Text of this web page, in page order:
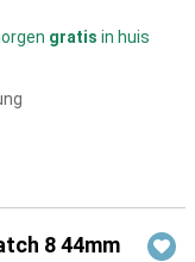
gratis in huis
8 44mm